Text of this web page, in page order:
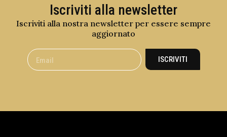
Iscriviti alla newsletter
Iscriviti alla nostra newsletter per essere sempre
aggiornato
ISCRIVITI